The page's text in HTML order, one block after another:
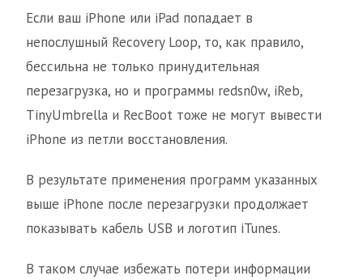
Если ваш iPhone или iPad попадает в
непослушный Recovery Loop, то, как правило,
бессильна не только принудительная
перезагрузка, но и программы redsn0w, iReb,
TinyUmbrella и RecBoot тоже не могут вывести
iPhone из петли восстановления.
В результате применения программ указанных
выше iPhone после перезагрузки продолжает
показывать кабель USB и логотип iTunes.
В таком случае избежать потери информации